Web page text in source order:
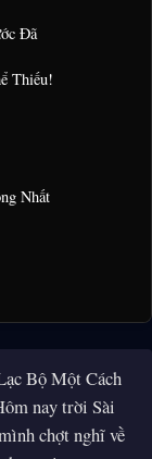
Đã
Thiếu!
Nhất
Bộ Một Cách
nay trời Sài
chợt nghĩ về